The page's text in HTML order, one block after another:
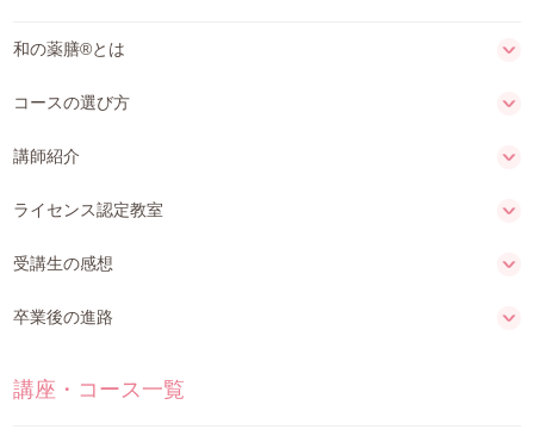
和の薬膳®とは
コースの選び方
講師紹介
ライセンス認定教室
受講生の感想
卒業後の進路
講座・コース一覧